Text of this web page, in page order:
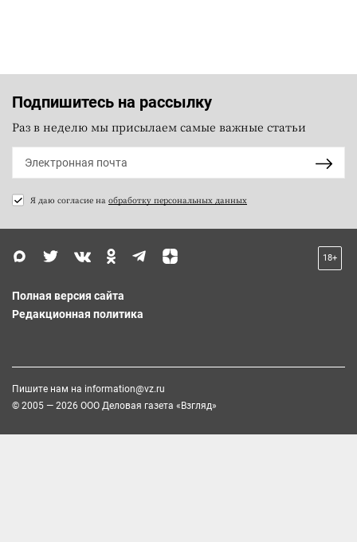
Подпишитесь на рассылку
Раз в неделю мы присылаем самые важные статьи
Я даю согласие на обработку персональных данных
18+
Полная версия сайта
Редакционная политика
Пишите нам на information@vz.ru
© 2005 — 2026 ООО Деловая газета «Взгляд»